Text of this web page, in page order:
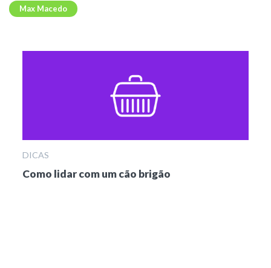
Max Macedo
DICAS
Como lidar com um cão brigão